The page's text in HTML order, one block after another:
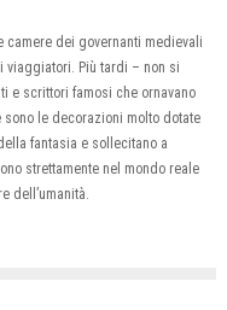
camere dei governanti medievali
viaggiatori. Più tardi – non si
e scrittori famosi che ornavano
le decorazioni molto dotate
fantasia e sollecitano a
strettamente nel mondo reale
dell’umanità.